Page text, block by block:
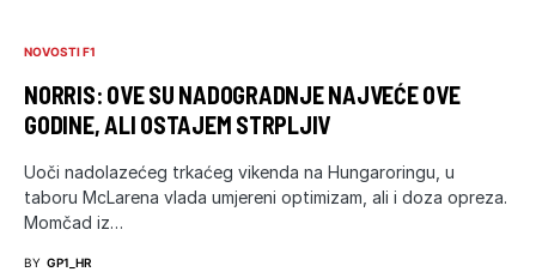
NOVOSTI F1
NORRIS: OVE SU NADOGRADNJE NAJVEĆE OVE
GODINE, ALI OSTAJEM STRPLJIV
Uoči nadolazećeg trkaćeg vikenda na Hungaroringu, u
taboru McLarena vlada umjereni optimizam, ali i doza opreza.
Momčad iz…
BY GP1_HR